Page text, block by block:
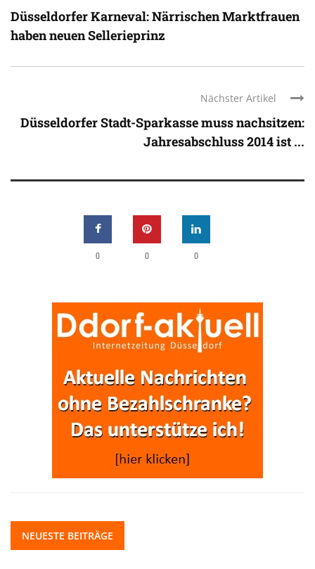
Düsseldorfer Karneval: Närrischen Marktfrauen
haben neuen Sellerieprinz
Nächster Artikel
Düsseldorfer Stadt-Sparkasse muss nachsitzen:
Jahresabschluss 2014 ist ...
0 0 0
NEUESTE BEITRÄGE